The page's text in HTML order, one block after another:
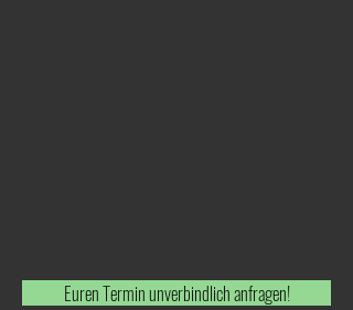
Euren Termin unverbindlich anfragen!